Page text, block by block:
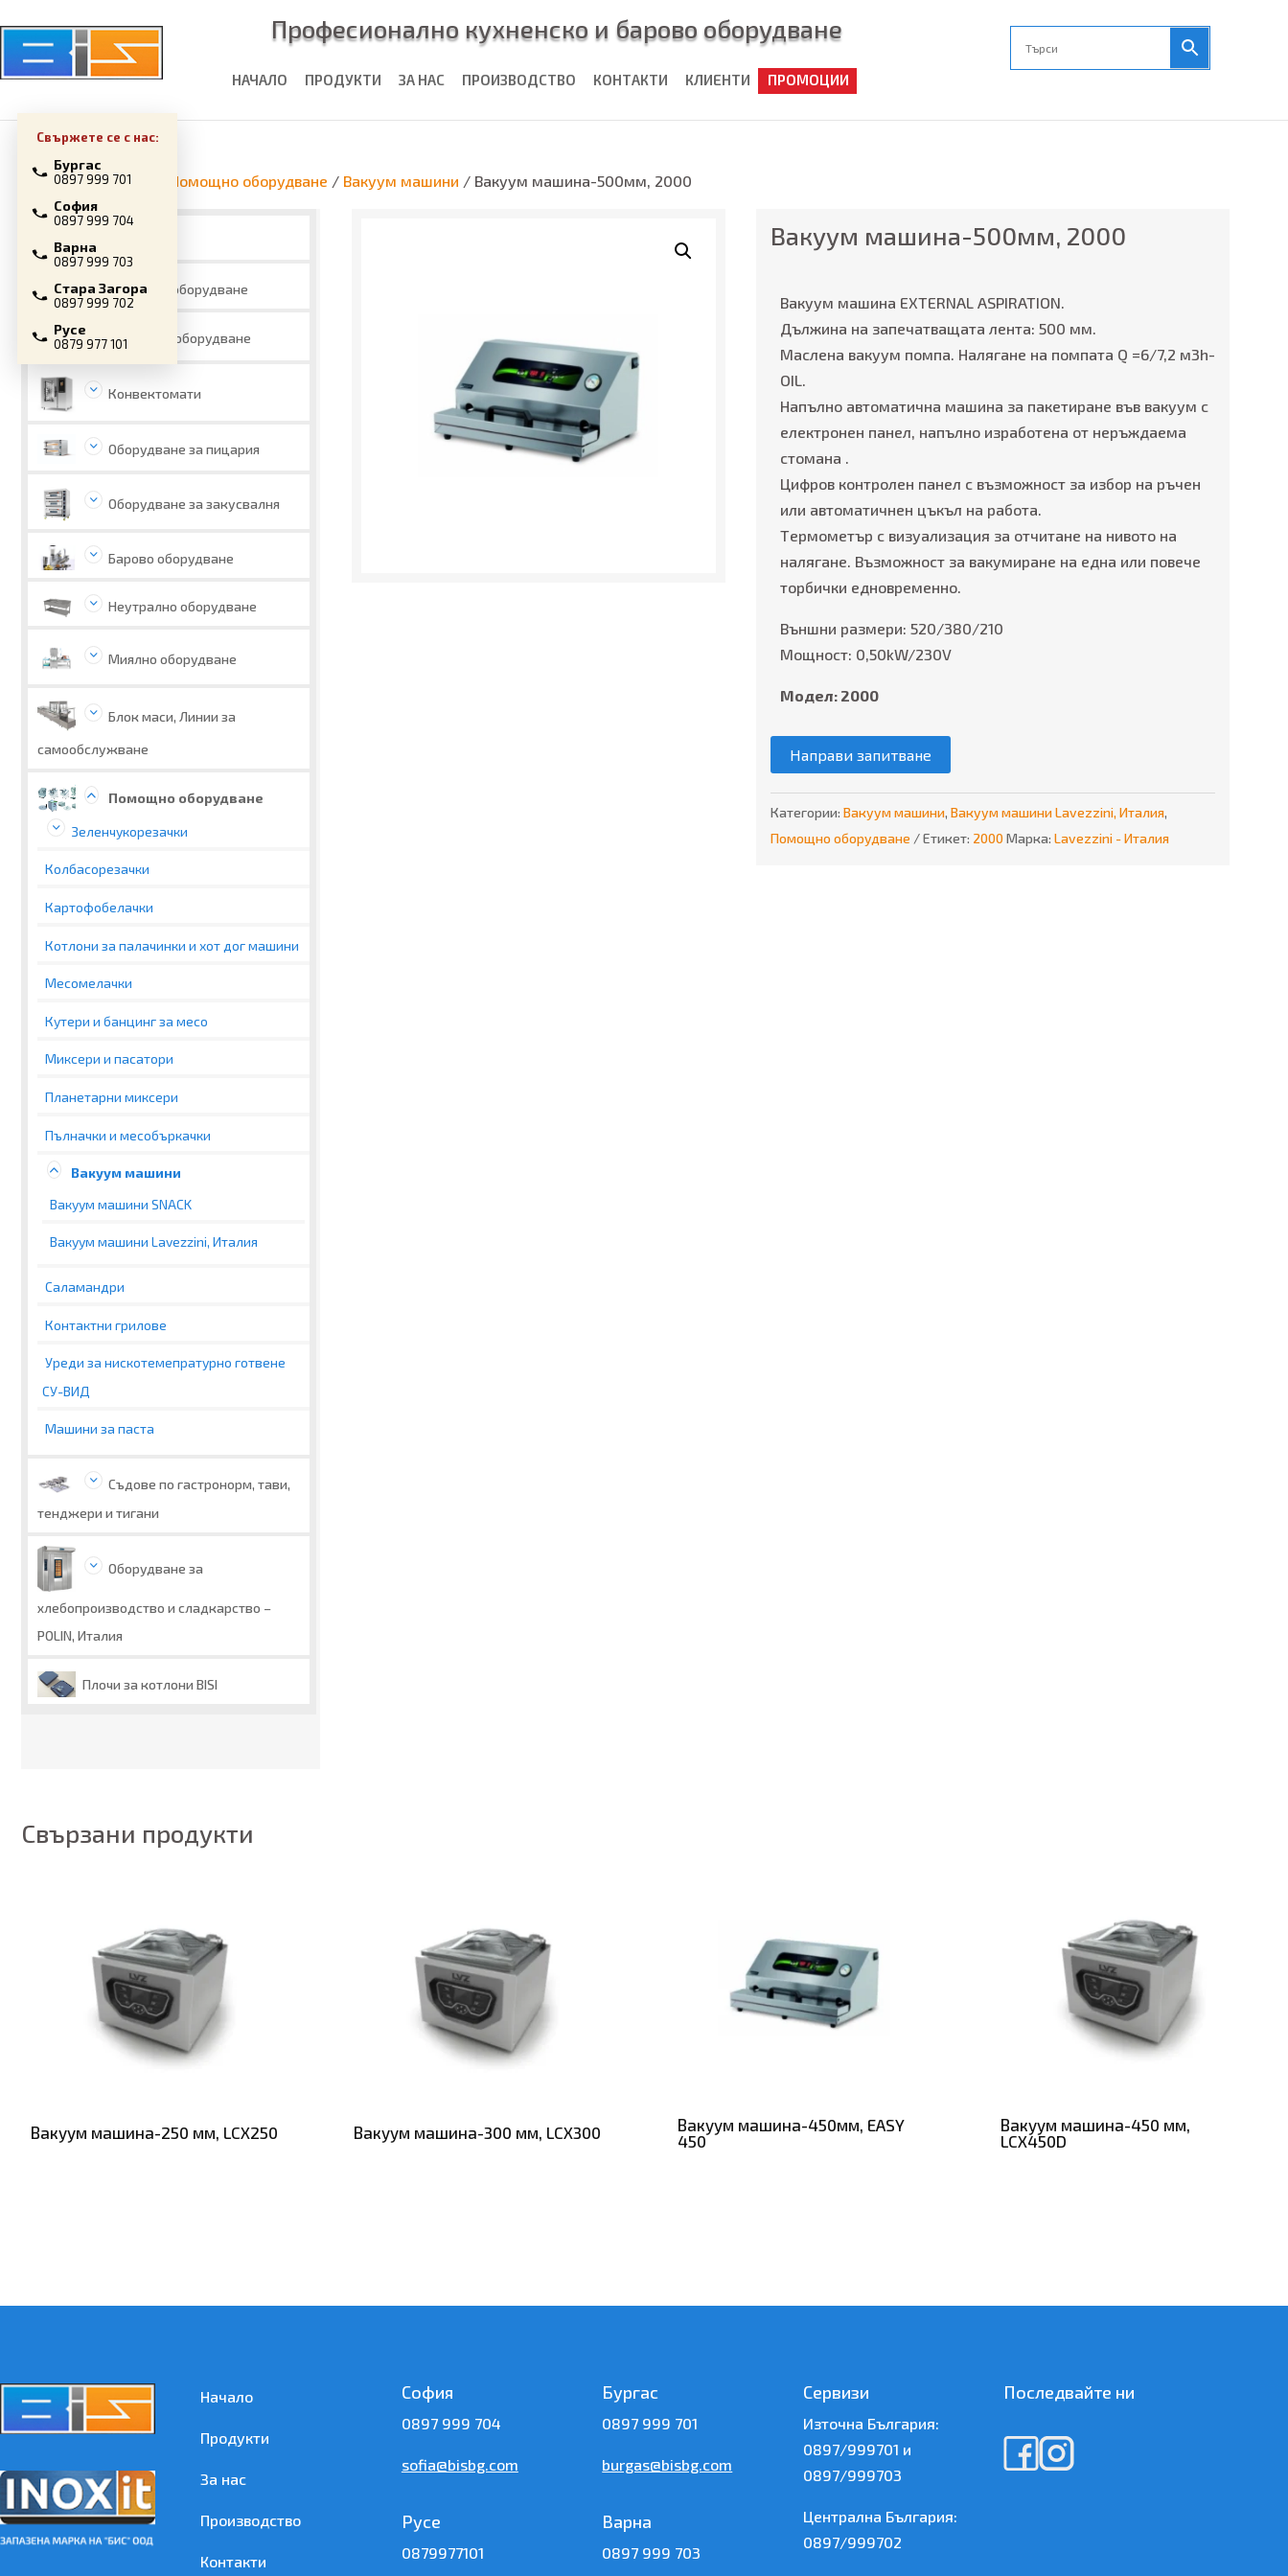
Професионално кухненско и барово оборудване
НАЧАЛО ПРОДУКТИ ЗА НАС ПРОИЗВОДСТВО КОНТАКТИ КЛИЕНТИ ПРОМОЦИИ
Начална страница Помощно оборудване / Вакуум машини / Вакуум машина-500мм, 2000
Промоции
Топлинно оборудване
Хладилно оборудване
Конвектомати
Оборудване за пицария
Оборудване за закусвалня
Барово оборудване
Неутрално оборудване
Миялно оборудване
Блок маси, Линии за
самообслужване
Помощно оборудване
Зеленчукорезачки
Колбасорезачки
Картофобелачки
Котлони за палачинки и хот дог машини
Месомелачки
Кутери и банцинг за месо
Миксери и пасатори
Планетарни миксери
Пълначки и месобъркачки
Вакуум машини
Вакуум машини SNACK
Вакуум машини Lavezzini, Италия
Саламандри
Контактни грилове
Уреди за нискотемепратурно готвене
СУ-ВИД
Машини за паста
Съдове по гастронорм, тави,
тенджери и тигани
Оборудване за
хлебопроизводство и сладкарство –
POLIN, Италия
Плочи за котлони BISI
Вакуум машина-500мм, 2000
Вакуум машина EXTERNAL ASPIRATION.
Дължина на запечатващата лента: 500 мм.
Маслена вакуум помпа. Налягане на помпата Q =6/7,2 м3h-
OIL.
Напълно автоматична машина за пакетиране във вакуум с
електронен панел, напълно изработена от неръждаема
стомана .
Цифров контролен панел с възможност за избор на ръчен
или автоматичнен цъкъл на работа.
Tермометър с визуализация за отчитане на нивото на
налягане. Възможност за вакумиране на една или повече
торбички едновременно.
Външни размери: 520/380/210
Мощност: 0,50kW/230V
Модел: 2000
Направи запитване
Категории: Вакуум машини, Вакуум машини Lavezzini, Италия,
Помощно оборудване
Етикет: 2000 Марка: Lavezzini - Италия
Свързани продукти
Вакуум машина-250 мм, LCX250 Вакуум машина-300 мм, LCX300
Вакуум машина-450мм, EASY
450
Вакуум машина-450 мм,
LCX450D
Начало
Продукти
За нас
Производство
Контакти
София
0897 999 704
sofia@bisbg.com
Русе
0879977101
Бургас
0897 999 701
burgas@bisbg.com
Варна
0897 999 703
Сервизи
Източна България:
0897/999701 и
0897/999703
Централна България:
0897/999702
Последвайте ни
Свържете се с нас:
Бургас
0897 999 701
София
0897 999 704
Варна
0897 999 703
Стара Загора
0897 999 702
Русе
0879 977 101